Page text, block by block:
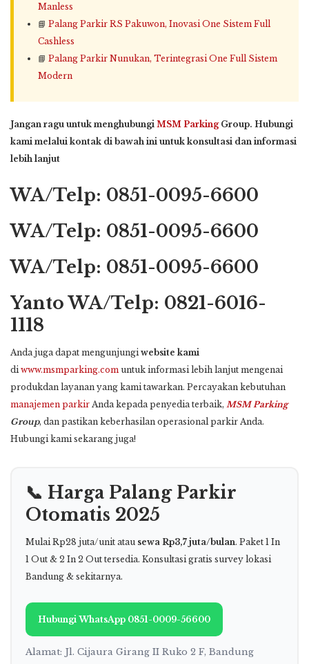
Manless
📘 Palang Parkir RS Pakuwon, Inovasi One Sistem Full
Cashless
📘 Palang Parkir Nunukan, Terintegrasi One Full Sistem
Modern
Jangan ragu untuk menghubungi MSM ParkingGroup. Hubungi
kami melalui kontak di bawah ini untuk konsultasi dan informasi
lebih lanjut
WA/Telp: 0851-0095-6600
WA/Telp: 0851-0095-6600
WA/Telp: 0851-0095-6600
Yanto WA/Telp: 0821-6016-
1118
Anda juga dapat mengunjungiwebsite kami
diwww.msmparking.com untuk informasi lebih lanjut mengenai
produkdan layanan yang kami tawarkan. Percayakan kebutuhan
manajemen parkir Anda kepada penyedia terbaik, MSM Parking
Group, dan pastikan keberhasilan operasional parkir Anda.
Hubungi kami sekarang juga!
📞 Harga Palang Parkir
Otomatis 2025
Mulai Rp28 juta/unit atau sewa Rp3,7 juta/bulan. Paket 1 In
1 Out & 2 In 2 Out tersedia. Konsultasi gratis survey lokasi
Bandung & sekitarnya.
Hubungi WhatsApp 0851-0009-56600
Alamat: Jl. Cijaura Girang II Ruko 2 F, Bandung